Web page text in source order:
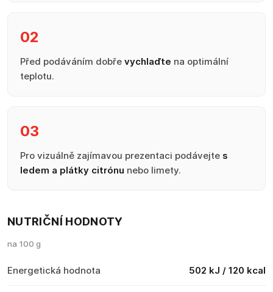
02
Před podáváním dobře vychlaďte na optimální
teplotu.
03
Pro vizuálně zajímavou prezentaci podávejte s
ledem a plátky citrónu nebo limety.
NUTRIČNÍ HODNOTY
na 100 g
Energetická hodnota 502 kJ / 120 kcal